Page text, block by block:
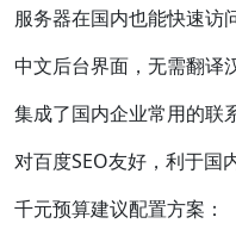
服务器在国内也能快速访
中文后台界面，无需翻译
集成了国内企业常用的联
对百度SEO友好，利于国
千元预算建议配置方案：